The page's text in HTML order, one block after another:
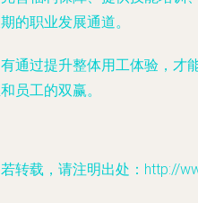
的职业发展通道。
通过提升整体用工体验，才
员工的双赢。
转载，请注明出处：http://